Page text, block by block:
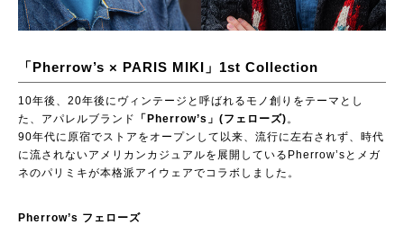
「Pherrow’s × PARIS MIKI」1st Collection
10年後、20年後にヴィンテージと呼ばれるモノ創りをテーマとし
た、アパレルブランド
「Pherrow’s」(フェローズ)。
90年代に原宿でストアをオープンして以来、流行に左右されず、時代
に流されないアメリカンカジュアルを展開しているPherrow’sとメガ
ネのパリミキが本格派アイウェアでコラボしました。
Pherrow’s フェローズ